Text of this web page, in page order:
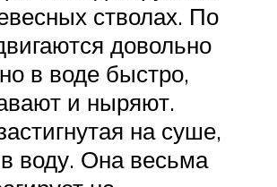
стволах. По
довольно
в воде быстро,
и ныряют.
на суше,
воду. Она весьма